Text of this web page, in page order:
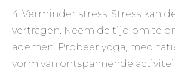
4. Verminder stress: Stress kan
vertragen. Neem de tijd om te
ademen. Probeer yoga,
vorm van ontspannende